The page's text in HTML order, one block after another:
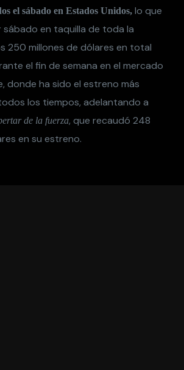
el sábado en Estados Unidos, lo que
sábado en taquilla de toda la
250 millones de dólares en total
el fin de semana en el mercado
donde ha sido el estreno más
los tiempos, adelantando a
de la fuerza, que recaudó 248
en su estreno.